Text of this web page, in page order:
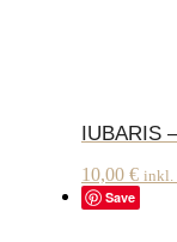
IUBARIS
10,00 € inkl.
Save